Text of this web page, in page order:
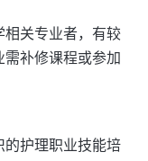
相关专业者，有较
补修课程或参加
的护理职业技能培